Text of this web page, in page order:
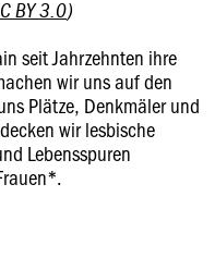
BY 3.0)
seit Jahrzehnten ihre
wir uns auf den
Plätze, Denkmäler und
wir lesbische
Lebensspuren